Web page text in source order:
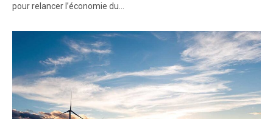
pour relancer l’économie du…